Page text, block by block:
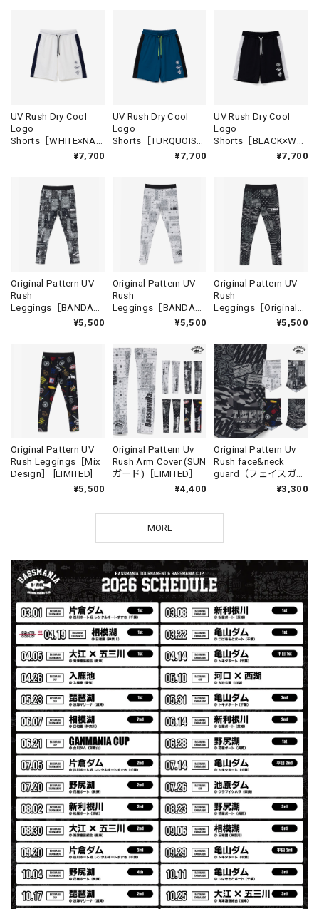
UV Rush Dry Cool
Logo
Shorts［WHITE×NAV
Y］［LIMITED］¥7,700
UV Rush Dry Cool
Logo
Shorts［TURQUOISE
］［LIMITED］¥7,700
UV Rush Dry Cool
Logo
Shorts［BLACK×WHI
TE］［LIMITED］¥7,700
Original Pattern UV
Rush
Leggings［BANDAN
A BLACK］ [LIMITED]
¥5,500
Original Pattern UV
Rush
Leggings［BANDAN
A WHITE］ [LIMITED]
¥5,500
Original Pattern UV
Rush
Leggings［Original
Design］ [LIMITED]
¥5,500
Original Pattern UV
Rush Leggings［Mix
Design］ [LIMITED]
¥5,500
Original Pattern Uv
Rush Arm Cover (SUN
ガード)［LIMITED］
¥4,400
Original Pattern Uv
Rush face&neck
guard（フェイスガー
ド）［LIMITED］¥3,300
MORE